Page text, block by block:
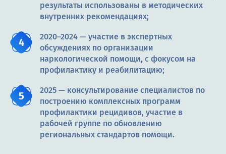
результаты использованы в методических
внутренних рекомендациях;
2020–2024 — участие в экспертных
обсуждениях по организации
наркологической помощи, с фокусом на
профилактику и реабилитацию;
2025 — консультирование специалистов по
построению комплексных программ
профилактики рецидивов, участие в
рабочей группе по обновлению
региональных стандартов помощи.